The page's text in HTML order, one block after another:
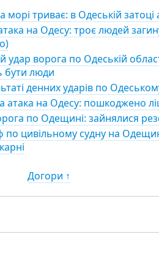
морі триває: в Одеській
на Одесу: троє людей
удар ворога по Одеській
бути люди
денних ударів по
атака на Одесу: пошкоджено
по Одещині: зайнялися
по цивільному судну на
Догори ↑